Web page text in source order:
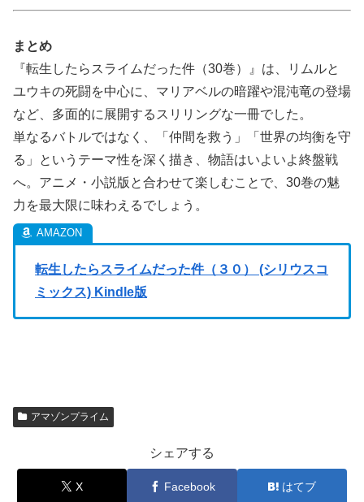
まとめ
『転生したらスライムだった件（30巻）』は、リムルと
ユウキの死闘を中心に、マリアベルの暗躍や混沌竜の登場
など、多面的に展開するスリリングな一冊でした。
単なるバトルではなく、「仲間を救う」「世界の均衡を守
る」というテーマ性を深く描き、物語はいよいよ終盤戦
へ。アニメ・小説版と合わせて楽しむことで、30巻の魅
力を最大限に味わえるでしょう。
転生したらスライムだった件（３０） (シリウスコ
ミックス) Kindle版
アマゾンプライム
シェアする
X Facebook はてブ